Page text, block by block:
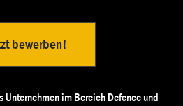
bewerben!
Unternehmen im Bereich Defence und